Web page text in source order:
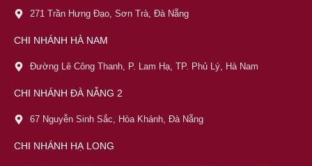
271 Trần Hưng Đạo, Sơn Trà, Đà Nẵng
CHI NHÁNH HÀ NAM
Đường Lê Công Thanh, P. Lam Hạ, TP. Phủ Lý, Hà Nam
CHI NHÁNH ĐÀ NẴNG 2
67 Nguyễn Sinh Sắc, Hòa Khánh, Đà Nẵng
CHI NHÁNH HẠ LONG